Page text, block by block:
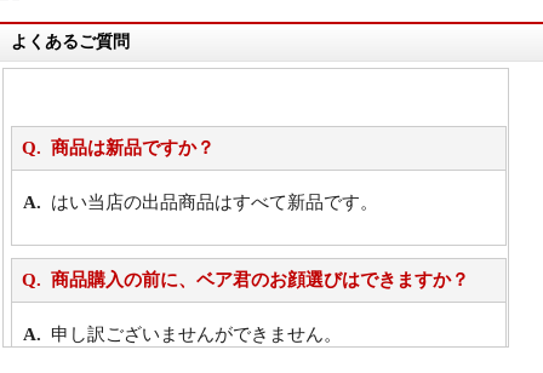
よくあるご質問
商品は新品ですか？
はい当店の出品商品はすべて新品です。
商品購入の前に、ベア君のお顔選びはできますか？
申し訳ございませんができません。